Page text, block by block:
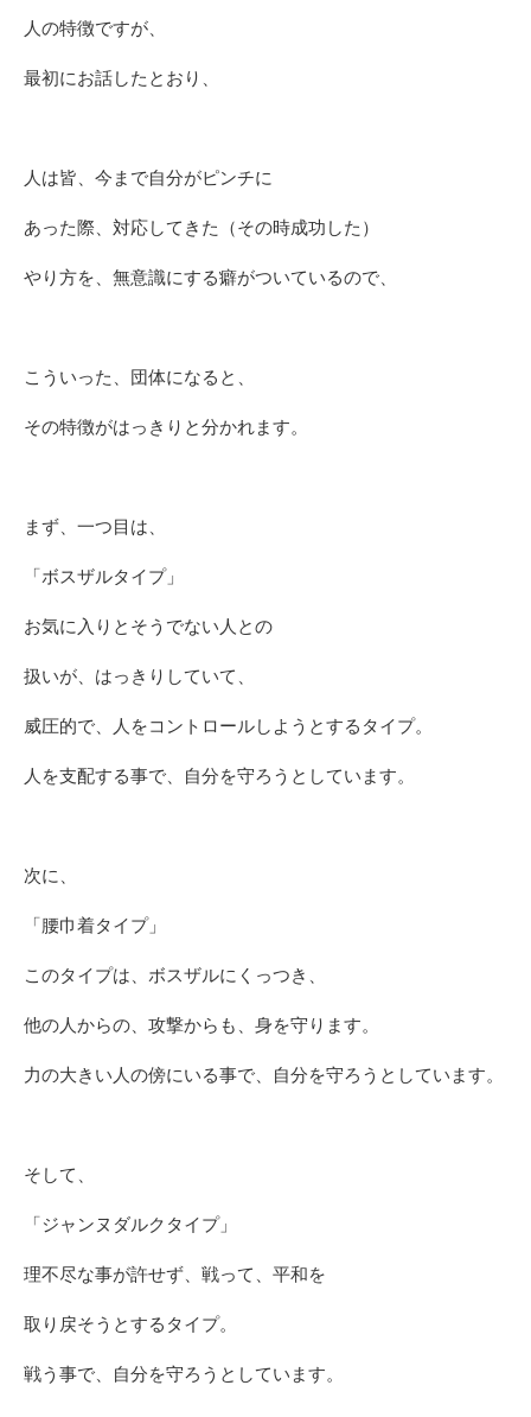
人の特徴ですが、
最初にお話したとおり、
人は皆、今まで自分がピンチに
あった際、対応してきた（その時成功した）
やり方を、無意識にする癖がついているので、
こういった、団体になると、
その特徴がはっきりと分かれます。
まず、一つ目は、
「ボスザルタイプ」
お気に入りとそうでない人との
扱いが、はっきりしていて、
威圧的で、人をコントロールしようとするタイプ。
人を支配する事で、自分を守ろうとしています。
次に、
「腰巾着タイプ」
このタイプは、ボスザルにくっつき、
他の人からの、攻撃からも、身を守ります。
力の大きい人の傍にいる事で、自分を守ろうとしています。
そして、
「ジャンヌダルクタイプ」
理不尽な事が許せず、戦って、平和を
取り戻そうとするタイプ。
戦う事で、自分を守ろうとしています。